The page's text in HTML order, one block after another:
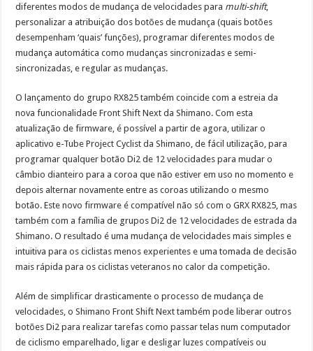
diferentes modos de mudança de velocidades para multi-shift,
personalizar a atribuição dos botões de mudança (quais botões
desempenham ‘quais’ funções), programar diferentes modos de
mudança automática como mudanças sincronizadas e semi-
sincronizadas, e regular as mudanças.
O lançamento do grupo RX825 também coincide com a estreia da
nova funcionalidade Front Shift Next da Shimano. Com esta
atualização de firmware, é possível a partir de agora, utilizar o
aplicativo e-Tube Project Cyclist da Shimano, de fácil utilização, para
programar qualquer botão Di2 de 12 velocidades para mudar o
câmbio dianteiro para a coroa que não estiver em uso no momento e
depois alternar novamente entre as coroas utilizando o mesmo
botão. Este novo firmware é compatível não só com o GRX RX825, mas
também com a família de grupos Di2 de 12 velocidades de estrada da
Shimano. O resultado é uma mudança de velocidades mais simples e
intuitiva para os ciclistas menos experientes e uma tomada de decisão
mais rápida para os ciclistas veteranos no calor da competição.
Além de simplificar drasticamente o processo de mudança de
velocidades, o Shimano Front Shift Next também pode liberar outros
botões Di2 para realizar tarefas como passar telas num computador
de ciclismo emparelhado, ligar e desligar luzes compatíveis ou